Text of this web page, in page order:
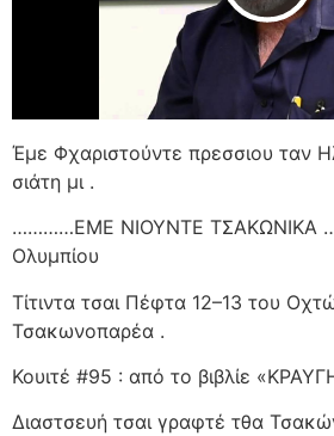
Έμε Φχαριστούντε πρεσσιου ταν
σιάτη μι .
…………ΕΜΕ ΝΙΟΥΝΤΕ ΤΣΑΚΩΝΙΚΑ
Ολυμπίου
Τίτιντα τσαι Πέφτα 12–13 του
Τσακωνοπαρέα .
Κουιτέ #95 : από το βιβλίε
Διαστσευή τσαι γραφτέ τθα